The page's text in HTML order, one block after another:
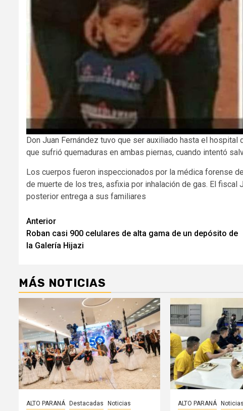
Don Juan Fernández tuvo que ser auxiliado hasta el
que sufrió quemaduras en ambas piernas, cuando intentó
Los cuerpos fueron inspeccionados por la médica forense
de muerte de los tres, asfixia por inhalación de gas. El
posterior entrega a sus familiares
Navegación
de
entradas
Anterior
Roban casi 900 celulares de alta gama de un depósito de
la Galería Hijazi
MÁS NOTICIAS
ALTO PARANÁ Destacadas Noticias ALTO PARANÁ Noticias